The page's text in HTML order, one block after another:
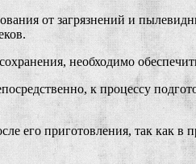
от загрязнений и
необходимо
к процессу
его приготовления, так как